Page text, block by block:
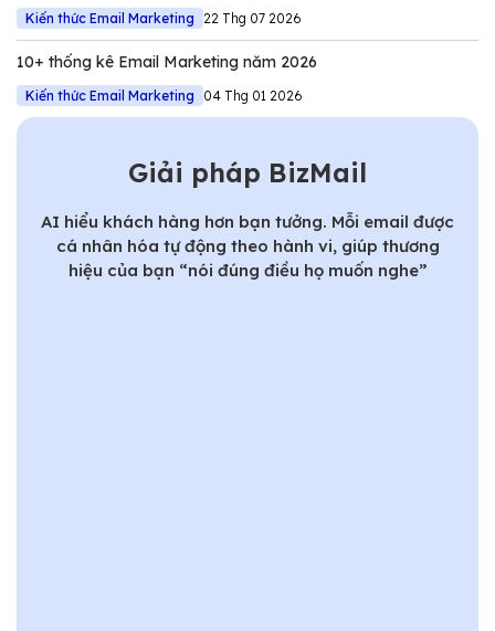
Kiến thức Email Marketing 22 Thg 07 2026
10+ thống kê Email Marketing năm 2026
Kiến thức Email Marketing 04 Thg 01 2026
Giải pháp BizMail
AI hiểu khách hàng hơn bạn tưởng. Mỗi email được
cá nhân hóa tự động theo hành vi, giúp thương
hiệu của bạn “nói đúng điều họ muốn nghe”